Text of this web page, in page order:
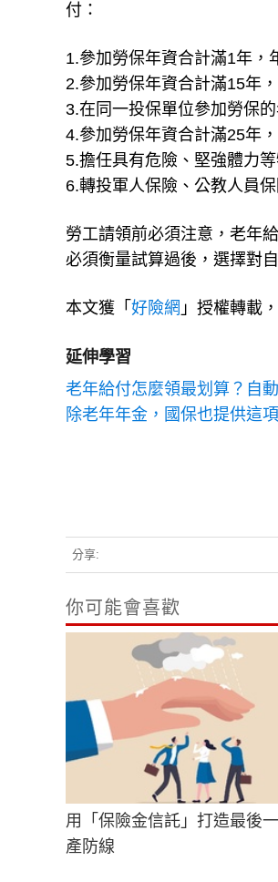
付：
1.參加勞保年資合計滿1年，
2.參加勞保年資合計滿15年
3.在同一投保單位參加勞保
4.參加勞保年資合計滿25年
5.擔任具有危險、堅強體力
6.轉投軍人保險、公教人員
勞工請領前必須注意，老年
必須衡量試算過後，選擇對
本文獲「 好險網 」授權轉載
延伸學習
老年給付怎麼領最划算？自
除老年年金，國保也提供這
分享:
你可能會喜歡
用「保險金信託」打造最後
產防線